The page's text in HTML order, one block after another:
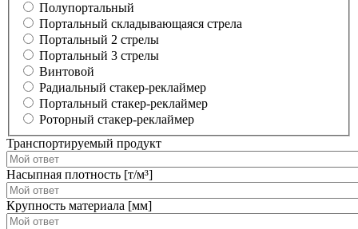
Полупортальный
Портальный складывающаяся стрела
Портальный 2 стрелы
Портальный 3 стрелы
Винтовой
Радиальный стакер-реклаймер
Портальный стакер-реклаймер
Роторный стакер-реклаймер
Транспортируемый продукт
Насыпная плотность [т/м³]
Крупность материала [мм]